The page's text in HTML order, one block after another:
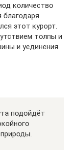
количество
благодаря
этот курорт.
толпы и
и уединения.
подойдёт